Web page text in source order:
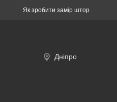
Як зробити замір штор
Дніпро